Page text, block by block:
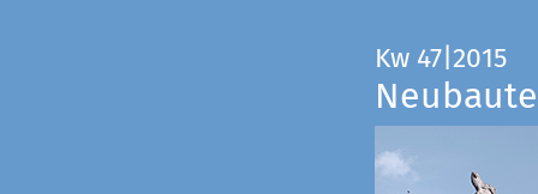
Kw 47|2015